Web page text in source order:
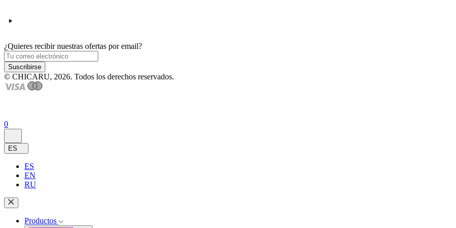
¿Quieres recibir nuestras ofertas por email?
Suscribirse
© CHICARU, 2026. Todos los derechos reservados.
0
ES
ES
EN
RU
Productos